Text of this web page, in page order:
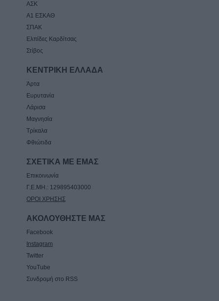
ΑΣΚ
Α1 ΕΣΚΑΘ
ΣΠΑΚ
Ελπίδες Καρδίτσας
Στίβος
ΚΕΝΤΡΙΚΗ ΕΛΛΑΔΑ
Άρτα
Ευρυτανία
Λάρισα
Μαγνησία
Τρίκαλα
Φθιώτιδα
ΣΧΕΤΙΚΑ ΜΕ ΕΜΑΣ
Επικοινωνία
Γ.Ε.ΜΗ.: 129895403000
ΟΡΟΙ ΧΡΗΣΗΣ
ΑΚΟΛΟΥΘΗΣΤΕ ΜΑΣ
Facebook
Instagram
Twitter
YouTube
Συνδρομή στο RSS